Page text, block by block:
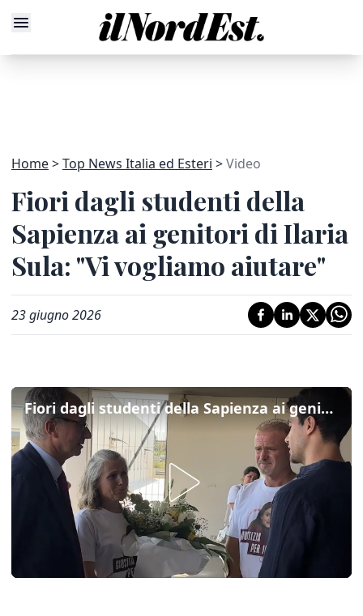
Home Top News Italia ed Esteri Video
Fiori dagli studenti della
Sapienza ai genitori di Ilaria
Sula: "Vi vogliamo aiutare"
23 giugno 2026
Fiori dagli studenti della Sapienza ai genitori di Ilaria Sula: "Vi vogliamo aiutare"